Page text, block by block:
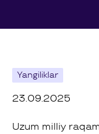
Yangiliklar
23.09.2025
Uzum milliy